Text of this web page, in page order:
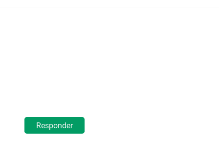
Responder